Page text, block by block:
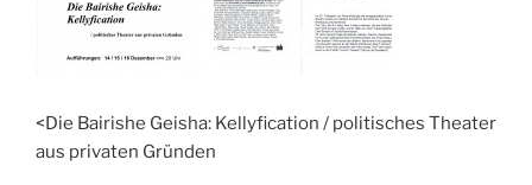
<Die Bairishe Geisha: Kellyfication / politisches Theater
aus privaten Gründen